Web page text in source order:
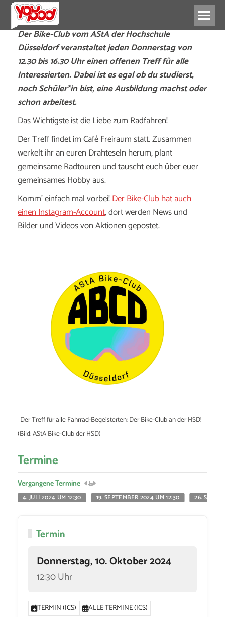
Der Bike-Club vom AStA der Hochschule
Düsseldorf veranstaltet jeden Donnerstag von
12.30 bis 16.30 Uhr einen offenen Treff für alle
Interessierten.Dabei ist es egal ob du studierst,
noch Schüler*in bist, eine Ausbildung machst oder
schon arbeitest.
Das Wichtigste ist die Liebe zum Radfahren!
Der Treff findet im Café Freiraum statt. Zusammen
werkelt ihr an euren Drahteseln herum, plant
gemeinsame Radtouren und tauscht euch über euer
gemeinsames Hobby aus.
Komm’ einfach mal vorbei!Der Bike-Club hat auch
einen Instagram-Account, dort werden News und
Bilder und Videos von Aktionen gepostet.
Der Treff für alle Fahrrad-Begeisterten: Der Bike-Club an der HSD!
(Bild: AStA Bike-Club der HSD)
Termine
Vergangene Termine
4. JULI 2024 UM 12:30
19. SEPTEMBER 2024 UM 12:30 26.
Termin
Donnerstag, 10. Oktober 2024
12:30 Uhr
TERMIN (ICS) ALLE TERMINE (ICS)